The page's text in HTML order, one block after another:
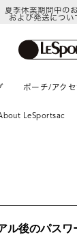
夏季休業期間中の
および発送につい
ポーチ/アク
LeSportsac
ル後のパスワ